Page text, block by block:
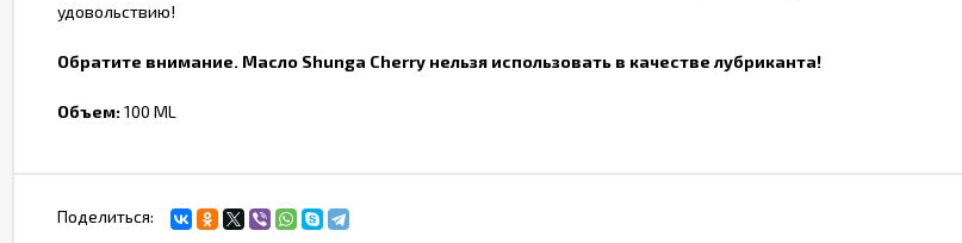
удовольствию!
Обратите внимание. Масло Shunga Cherry нельзя использовать в качестве лубриканта!
Объем:100 ML
Поделиться: